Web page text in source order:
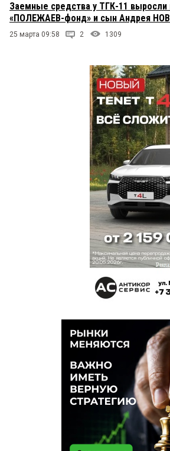
приведите в
школы шторы,сколько
родителей
Я уважаю историю своей
верующих. Но храм в этом
19 ноября 2019 в 01:48:
Опять пустые разговоры, с
концы. Нас учат честной
благородству подлецы. (С)
александр 18 ноября 2019 в
....цитаты из
поговорка:Заставьдурака
расшибет.
18 ноября 2019 в 19:07:
Скоро пройти по городу
Заемные средства у ТГК-11 выросли
«ПОЛЕЖАЕВ-фонд» и сын Андрея
25 марта 09:58 2 1309